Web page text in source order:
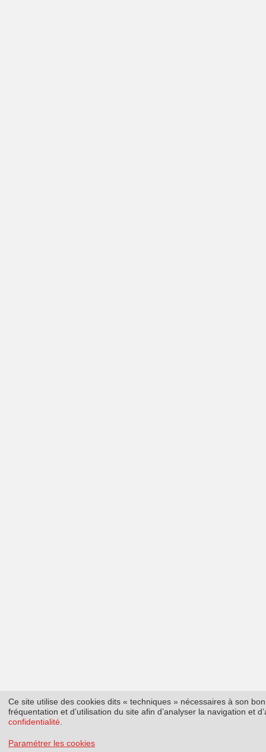
Ce site utilise des cookies dits « techniques » nécessaires à son
fréquentation et d’utilisation du site afin d’analyser la navigation et
confidentialité
Paramétrer les cookies